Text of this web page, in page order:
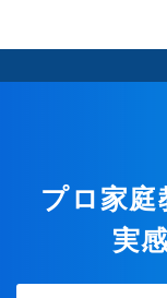
プロ家庭
実